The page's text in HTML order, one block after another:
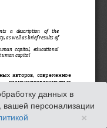
данных в
вашей персонализации
×